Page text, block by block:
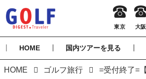
HOME 国内ツアーを見る
HOME ゴルフ旅行